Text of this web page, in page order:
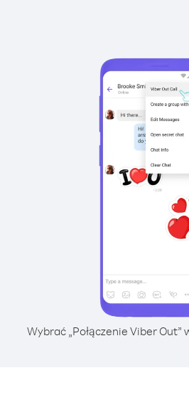
Wybrać „Połączenie Viber Out”